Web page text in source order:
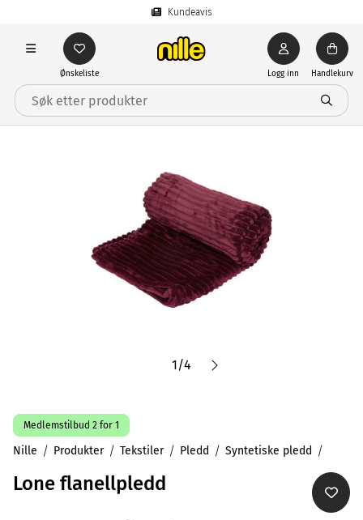
Kundeavis
Ønskeliste Logg inn Handlekurv
1/4
Medlemstilbud 2 for 1
Nille Produkter Tekstiler Pledd Syntetiske pledd
Lone flanellpledd